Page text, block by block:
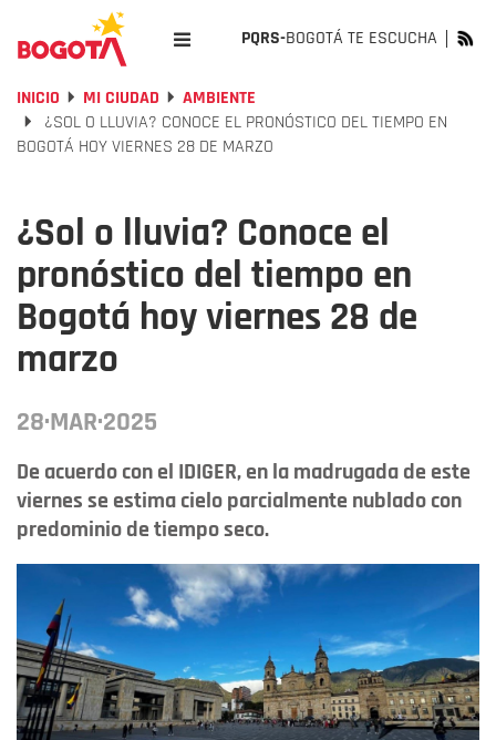
PQRS-BOGOTÁ TE ESCUCHA
INICIO MI CIUDAD
AMBIENTE
¿SOL O LLUVIA? CONOCE EL PRONÓSTICO DEL TIEMPO EN
BOGOTÁ HOY VIERNES 28 DE MARZO
¿Sol o lluvia? Conoce el
pronóstico del tiempo en
Bogotá hoy viernes 28 de
marzo
28·MAR·2025
De acuerdo con el IDIGER, en la madrugada de este
viernes se estima cielo parcialmente nublado con
predominio de tiempo seco.